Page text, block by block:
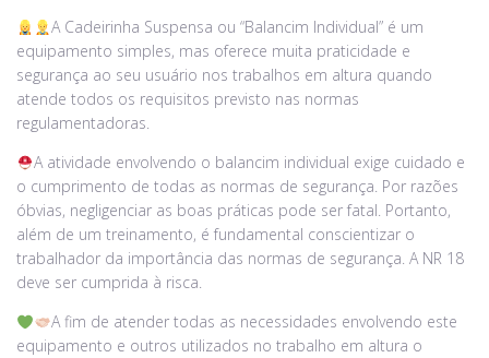
A Cadeirinha Suspensa ou “Balancim Individual” é um
equipamento simples, mas oferece muita praticidade e
segurança ao seu usuário nos trabalhos em altura quando
atende todos os requisitos previsto nas normas
regulamentadoras.
A atividade envolvendo o balancim individual exige cuidado e
o cumprimento de todas as normas de segurança. Por razões
óbvias, negligenciar as boas práticas pode ser fatal. Portanto,
além de um treinamento, é fundamental conscientizar o
trabalhador da importância das normas de segurança. A NR 18
deve ser cumprida à risca.
A fim de atender todas as necessidades envolvendo este
equipamento e outros utilizados no trabalho em altura o